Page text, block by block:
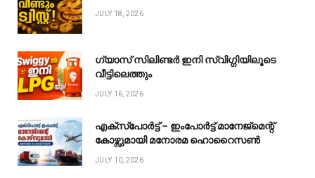
JULY 18, 2026
ഗ്യാസ് സിലിണ്ടർ ഇനി സ്വിഗ്ഗിയിലൂടെ
വീട്ടിലെത്തും
JULY 16, 2026
എക്സ്പോർട്ട് – ഇംപോർട്ട് മാനേജ്മെന്റ്
കോഴ്സുമായി മനോരമ ഹൊറൈസൺ
JULY 10, 2026